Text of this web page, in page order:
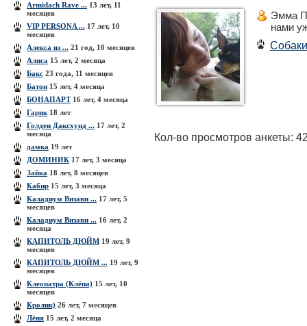
Armidach Rave ... 13 лет, 11
месяцев
VIP PERSONA ... 17 лет, 10
месяцев
Алекса из ... 21 год, 10 месяцев
Алиса 15 лет, 2 месяца
Бакс 23 года, 11 месяцев
Батон 15 лет, 4 месяца
БОНАПАРТ16 лет, 4 месяца
Гарик 18 лет
Голден Даксхунд ... 17 лет, 2
месяца
дамка 19 лет
ДОМИНИК 17 лет, 3 месяца
Зайка 18 лет, 8 месяцев
Кабир 15 лет, 3 месяца
Каладиум Визави ... 17 лет, 5
месяцев
Каладиум Визави ... 16 лет, 2
месяца
КАПИТОЛЬ ДЮЙМ 19 лет, 9
месяцев
КАПИТОЛЬ ДЮЙМ ... 19 лет, 9
месяцев
Клеопатра (Клёпа) 15 лет, 10
месяцев
Кролик) 26 лет, 7 месяцев
Лёня 15 лет, 2 месяца
Эмма
нами
Собаки
Кол-во просмотров анкеты: